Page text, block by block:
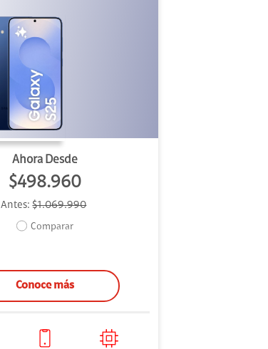
Ahora Desde
$498.960
Antes:$1.069.990
Comparar
Conoce más